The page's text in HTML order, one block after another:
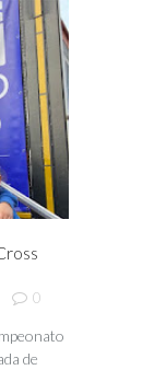
0
de